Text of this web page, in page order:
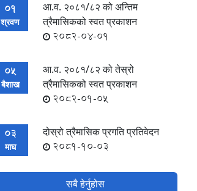
01
श्रवण
आ.व. २०८१/८२ को अन्तिम
त्रैमासिकको स्वत प्रकाशन
2082-04-01
05
बैशाख
आ.व. २०८१/८२ को तेस्रो
त्रैमासिकको स्वत प्रकाशन
2082-01-05
03
माघ
दोस्रो त्रैमासिक प्रगति प्रतिवेदन
2081-10-03
सबै हेर्नुहोस